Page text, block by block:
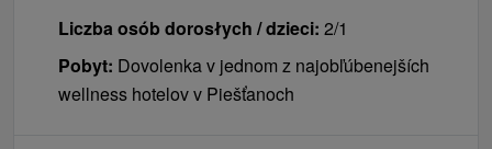
Standard. W pokoju może być tylko jedno zwierze
domowe (pies) i należy to zgłosić podczas
rezerwacji pobytu.
Liczba osób dorosłych / dzieci: 2/1
Pobyt: Dovolenka v jednom z najobľúbenejších
wellness hotelov v Piešťanoch